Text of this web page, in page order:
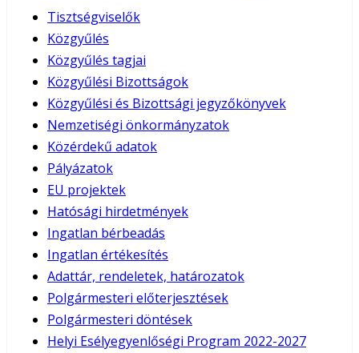
Tisztségviselők
Közgyűlés
Közgyűlés tagjai
Közgyűlési Bizottságok
Közgyűlési és Bizottsági jegyzőkönyvek
Nemzetiségi önkormányzatok
Közérdekű adatok
Pályázatok
EU projektek
Hatósági hirdetmények
Ingatlan bérbeadás
Ingatlan értékesítés
Adattár, rendeletek, határozatok
Polgármesteri előterjesztések
Polgármesteri döntések
Helyi Esélyegyenlőségi Program 2022-2027